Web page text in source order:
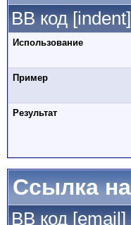
BB код
Использование
Пример
Результат
Ссылка
BB код